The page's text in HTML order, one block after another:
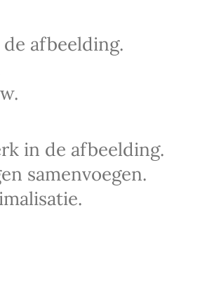
afbeelding.
in de afbeelding.
samenvoegen.